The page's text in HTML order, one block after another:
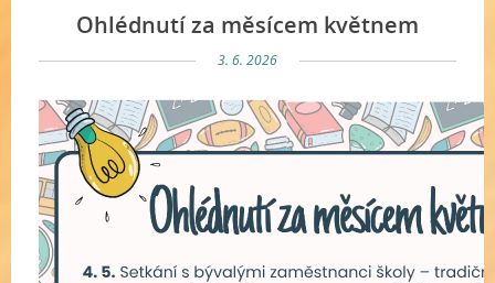
Ohlédnutí za měsícem květnem
3. 6. 2026